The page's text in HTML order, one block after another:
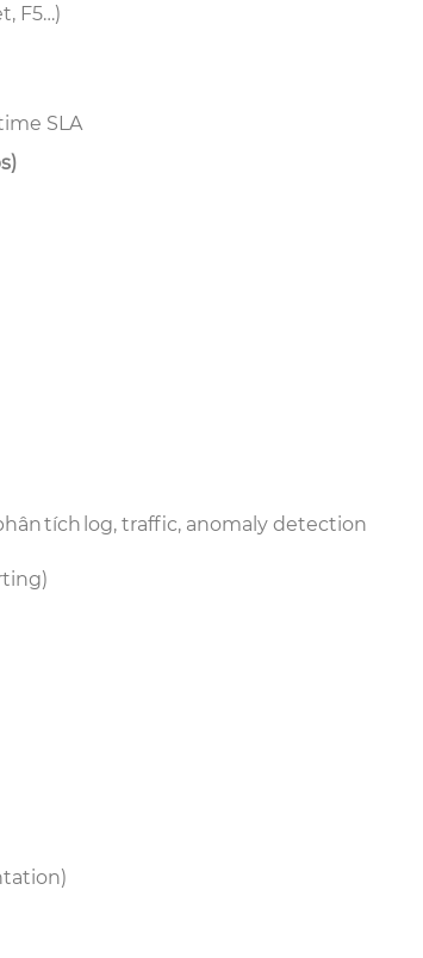
F5…)
SLA
tích log, traffic, anomaly detection